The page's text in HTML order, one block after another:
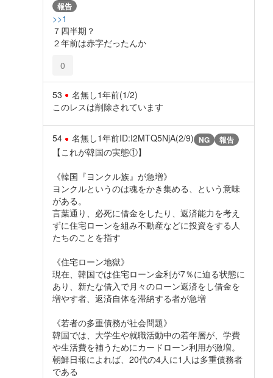
報告
>>1
７四半期？
２年前は赤字だったんか
0
53 名無し1年前(1/2)
このレスは削除されています
54 名無し1年前ID:I2MTQ5NjA(2/9) NG 報告
【これが韓国の実態①】
《韓国『ヨンクル族』が急増》
ヨンクルというのは魂をかき集める、という意味
がある。
言葉通り、必死に借金をしたり、返済能力を考え
ずに住宅ローンを組み不動産などに投資をする人
たちのことを指す
《住宅ローン地獄》
現在、韓国では住宅ローン金利が7％に迫る状態に
あり、新たな借入で月々のローン返済をし借金を
増やす者、返済自体を滞納する者が急増
《若者の多重債務が社会問題》
韓国では、大学生や就職活動中の若年層が、学費
や生活費を補うためにカードローン利用が激増。
朝鮮日報によれば、20代の4人に1人は多重債務者
である